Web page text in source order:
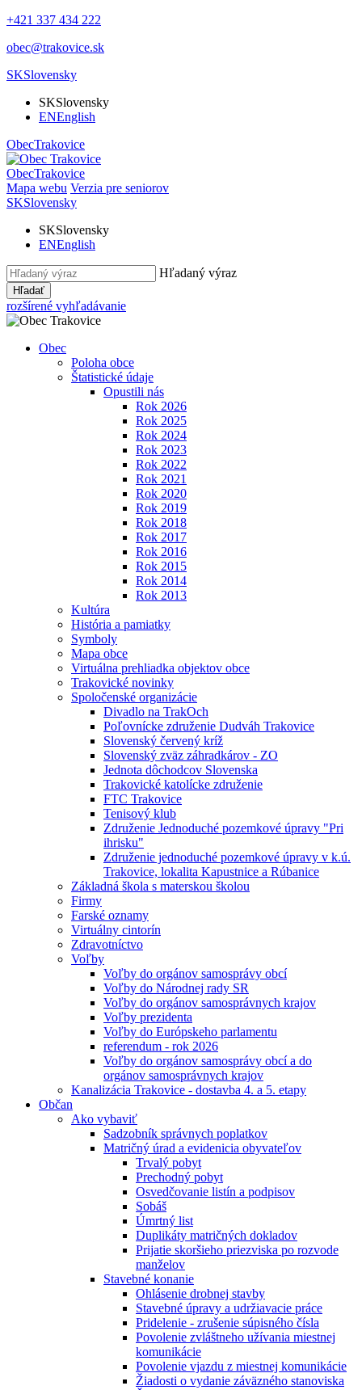
+421 337 434 222
obec@trakovice.sk
SKSlovensky
SKSlovensky
ENEnglish
ObecTrakovice
ObecTrakovice
Mapa webu Verzia pre seniorov
SKSlovensky
SKSlovensky
ENEnglish
Hľadaný výraz
Hľadať
rozšírené vyhľadávanie
Obec
Poloha obce
Štatistické údaje
Opustili nás
Rok 2026
Rok 2025
Rok 2024
Rok 2023
Rok 2022
Rok 2021
Rok 2020
Rok 2019
Rok 2018
Rok 2017
Rok 2016
Rok 2015
Rok 2014
Rok 2013
Kultúra
História a pamiatky
Symboly
Mapa obce
Virtuálna prehliadka objektov obce
Trakovické novinky
Spoločenské organizácie
Divadlo na TrakOch
Poľovnícke združenie Dudváh Trakovice
Slovenský červený kríž
Slovenský zväz záhradkárov - ZO
Jednota dôchodcov Slovenska
Trakovické katolícke združenie
FTC Trakovice
Tenisový klub
Združenie Jednoduché pozemkové úpravy "Pri
ihrisku"
Združenie jednoduché pozemkové úpravy v k.ú.
Trakovice, lokalita Kapustnice a Rúbanice
Základná škola s materskou školou
Firmy
Farské oznamy
Virtuálny cintorín
Zdravotníctvo
Voľby
Voľby do orgánov samosprávy obcí
Voľby do Národnej rady SR
Voľby do orgánov samosprávnych krajov
Voľby prezidenta
Voľby do Európskeho parlamentu
referendum - rok 2026
Voľby do orgánov samosprávy obcí a do
orgánov samosprávnych krajov
Kanalizácia Trakovice - dostavba 4. a 5. etapy
Občan
Ako vybaviť
Sadzobník správnych poplatkov
Matričný úrad a evidenicia obyvateľov
Trvalý pobyt
Prechodný pobyt
Osvedčovanie listín a podpisov
Sobáš
Úmrtný list
Duplikáty matričných dokladov
Prijatie skoršieho priezviska po rozvode
manželov
Stavebné konanie
Ohlásenie drobnej stavby
Stavebné úpravy a udržiavacie práce
Pridelenie - zrušenie súpisného čísla
Povolenie zvláštneho užívania miestnej
komunikácie
Povolenie vjazdu z miestnej komunikácie
Žiadosti o vydanie záväzného stanoviska